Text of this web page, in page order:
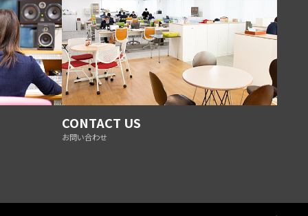
CONTACT US
お問い合わせ